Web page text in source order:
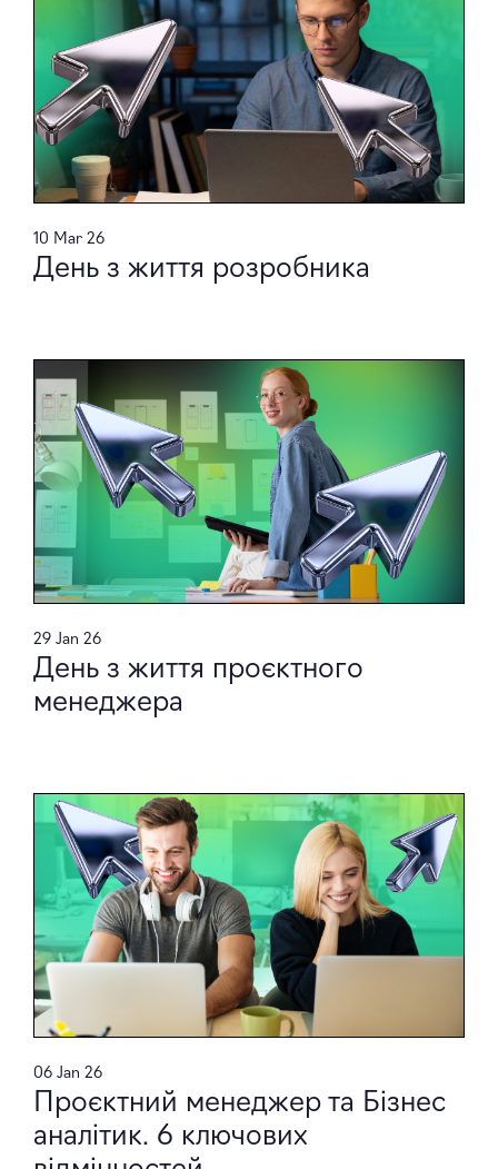
10 Mar 26
День з життя розробника
29 Jan 26
День з життя проєктного
менеджера
06 Jan 26
Проєктний менеджер та Бізнес
аналітик. 6 ключових